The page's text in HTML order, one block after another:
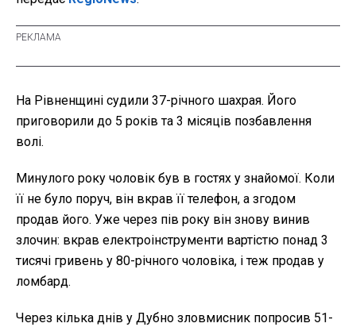
На Рівненщині судили 37-річного шахрая. Його
приговорили до 5 років та 3 місяців позбавлення
волі.
Минулого року чоловік був в гостях у знайомої. Коли
її не було поруч, він вкрав її телефон, а згодом
продав його. Уже через пів року він знову винив
злочин: вкрав електроінструменти вартістю понад 3
тисячі гривень у 80-річного чоловіка, і теж продав у
ломбард.
Через кілька днів у Дубно зловмисник попросив 51-